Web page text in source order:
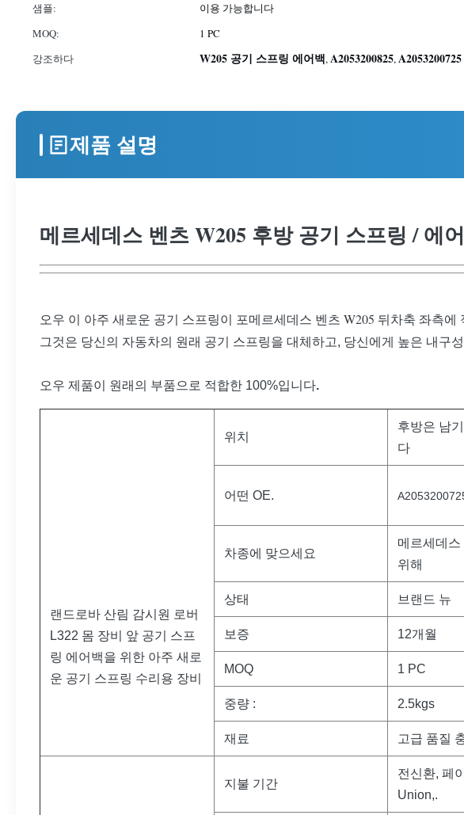
샘플:
이용 가능합니다
MOQ:
1 PC
강조하다
W205 공기 스프링 에어백,A2053200825,A2053200725
제품 설명
메르세데스 벤츠 W205 후방 공기 스프링 / 에
오우 이 아주 새로운 공기 스프링이 포메르세데스 벤츠 W205 뒤차축 좌측에
그것은 당신의 자동차의 원래 공기 스프링을 대체하고, 당신에게 높은 내구
오우 제품이 원래의 부품으로 적합한 100%입니다.
랜드로바 산림 감시원 로버
L322 몸 장비 앞 공기 스프
링 에어백을 위한 아주 새로
운 공기 스프링 수리용 장비
위치
후방은 남
다
어떤 OE.
차종에 맞으세요
메르세데
위해
상태 브랜드 뉴
보증 12개월
MOQ 1 PC
중량 : 2.5kgs
재료 고급 품질
지불 기간
전신환, 페
Union,.